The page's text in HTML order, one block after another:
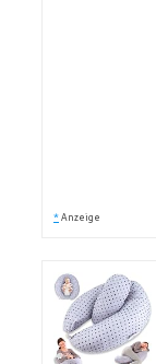
* Anzeige